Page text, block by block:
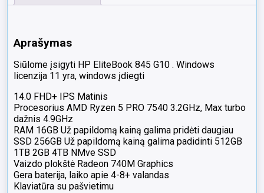
klaviatūra,
mėn
+
C
Grade
Aprašymas
Siūlome įsigyti HP EliteBook 845 G10 . Windows
licenzija 11 yra, windows įdiegti
14.0 FHD+ IPS Matinis
Procesorius AMD Ryzen 5 PRO 7540 3.2GHz, Max turbo
dažnis 4.9GHz
RAM 16GB Už papildomą kainą galima pridėti daugiau
SSD 256GB Už papildomą kainą galima padidinti 512GB
1TB 2GB 4TB NMve SSD
Vaizdo plokštė Radeon 740M Graphics
Gera baterija, laiko apie 4-8+ valandas
Klaviatūra su pašvietimu